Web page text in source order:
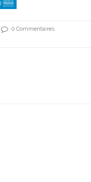
0 Commentaires